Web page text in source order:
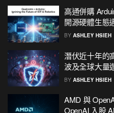
高通併購
開源硬體生態
BY ASHLEY HSIEH
潛伏近十年的
波及全球大量
BY ASHLEY HSIEH
AMD 與
OpenAI 入股